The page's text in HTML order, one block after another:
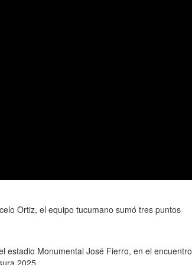
Ortiz, el equipo tucumano sumó tres puntos
estadio Monumental José Fierro, en el encuentro
2025.